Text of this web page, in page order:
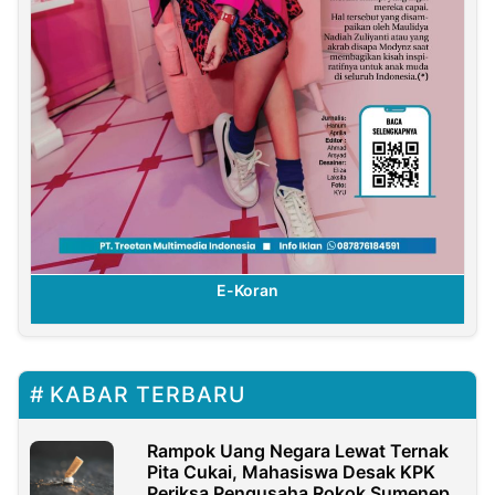
E-Koran
KABAR TERBARU
Rampok Uang Negara Lewat Ternak
Pita Cukai, Mahasiswa Desak KPK